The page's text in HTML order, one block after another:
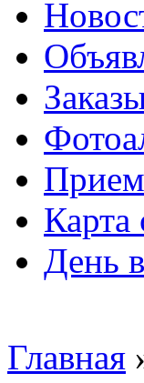
Карта
День
Главная